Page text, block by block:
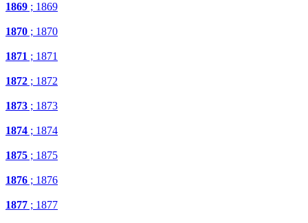
1869 ; 1869
1870 ; 1870
1871 ; 1871
1872 ; 1872
1873 ; 1873
1874 ; 1874
1875 ; 1875
1876 ; 1876
1877 ; 1877